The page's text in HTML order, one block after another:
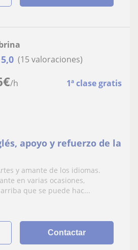
€/h 1ª clase gratis
5,0 (15 valoraciones)
apoyo y refuerzo de la
y amante de los idiomas.
en varias ocasiones,
que se puede hac...
Contactar